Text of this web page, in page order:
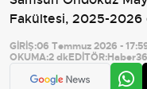
Fakültesi, 2025-2026
GİRİŞ:06 Temmuz 2026 -
OKUMA:2 dkEDİTÖR: